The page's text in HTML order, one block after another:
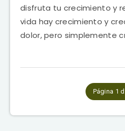
disfruta tu crecimiento y
vida hay crecimiento y
dolor, pero simplemente
Página 1